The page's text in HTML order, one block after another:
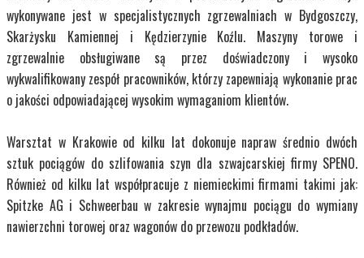
wykonywane jest w specjalistycznych zgrzewalniach w Bydgoszczy,
Skarżysku Kamiennej i Kędzierzynie Koźlu. Maszyny torowe i
zgrzewalnie obsługiwane są przez doświadczony i wysoko
wykwalifikowany zespół pracowników, którzy zapewniają wykonanie prac
o jakości odpowiadającej wysokim wymaganiom klientów.
Warsztat w Krakowie od kilku lat dokonuje napraw średnio dwóch
sztuk pociągów do szlifowania szyn dla szwajcarskiej firmy SPENO.
Również od kilku lat współpracuje z niemieckimi firmami takimi jak:
Spitzke AG i Schweerbau w zakresie wynajmu pociągu do wymiany
nawierzchni torowej oraz wagonów do przewozu podkładów.